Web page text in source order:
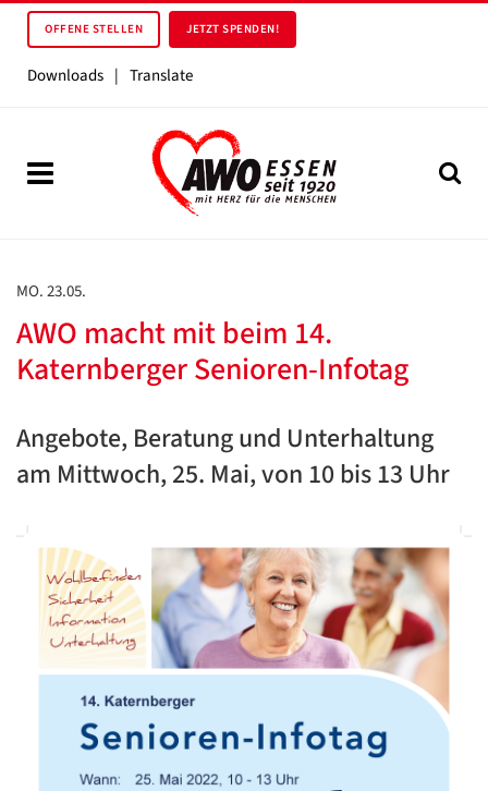
OFFENE STELLEN JETZT SPENDEN!
Downloads | Translate
MO. 23.05.
AWO macht mit beim 14.
Katernberger Senioren-Infotag
Angebote, Beratung und Unterhaltung
am Mittwoch, 25. Mai, von 10 bis 13 Uhr